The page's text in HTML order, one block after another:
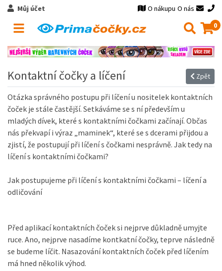
Můj účet O nákupu O nás
0
Kontaktní čočky a líčení Zpět
Otázka správného postupu při líčení u nositelek kontaktních
čoček je stále častější. Setkáváme se s ní především u
mladých dívek, které s kontaktními čočkami začínají. Občas
nás překvapí i výraz „maminek“, které se s dcerami přijdou a
zjistí, že postupují při líčení s čočkami nesprávně. Jak tedy na
líčení s kontaktními čočkami?
Jak postupujeme při líčení s kontaktními čočkami – líčení a
odličování
Před aplikací kontaktních čoček si nejprve důkladně umyjte
ruce. Ano, nejprve nasadíme kontkatní čočky, teprve následně
se budeme líčit. Nasazování kontaktních čoček před líčením
má hned několik výhod.